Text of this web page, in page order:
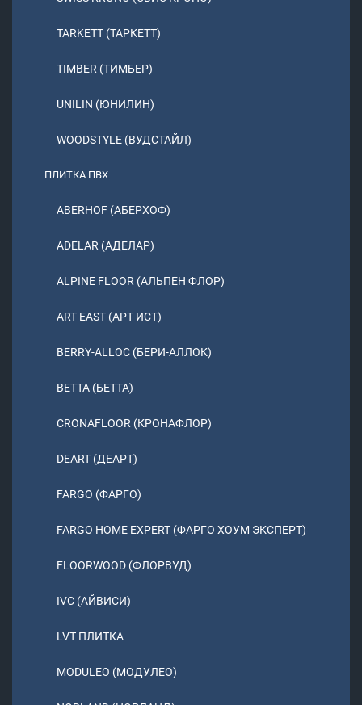
TARKETT (ТАРКЕТТ)
TIMBER (ТИМБЕР)
UNILIN (ЮНИЛИН)
WOODSTYLE (ВУДСТАЙЛ)
ПЛИТКА ПВХ
ABERHOF (АБЕРХОФ)
ADELAR (АДЕЛАР)
ALPINE FLOOR (АЛЬПЕН ФЛОР)
ART EAST (АРТ ИСТ)
BERRY-ALLOC (БЕРИ-АЛЛОК)
BETTA (БЕТТА)
CRONAFLOOR (КРОНАФЛОР)
DEART (ДЕАРТ)
FARGO (ФАРГО)
FARGO HOME EXPERT (ФАРГО ХОУМ ЭКСПЕРТ)
FLOORWOOD (ФЛОРВУД)
IVC (АЙВИСИ)
LVT ПЛИТКА
MODULEO (МОДУЛЕО)